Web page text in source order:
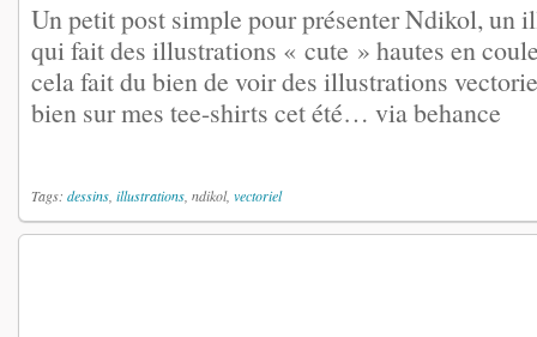
Un petit post simple pour présenter Ndikol, un
qui fait des illustrations « cute » hautes en
cela fait du bien de voir des illustrations
bien sur mes tee-shirts cet été… via behance
Tags: dessins illustrations , ndikol, vectoriel